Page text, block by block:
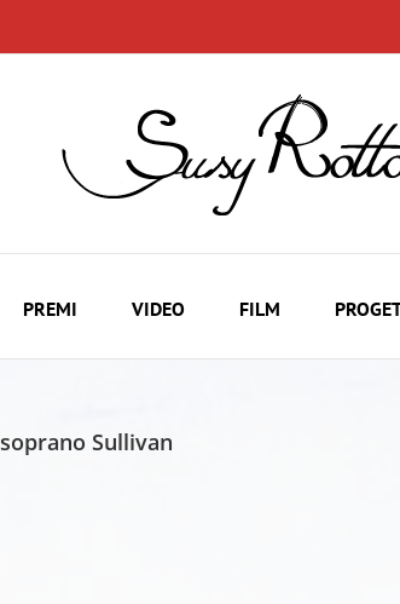
PREMI VIDEO FILM
Sullivan